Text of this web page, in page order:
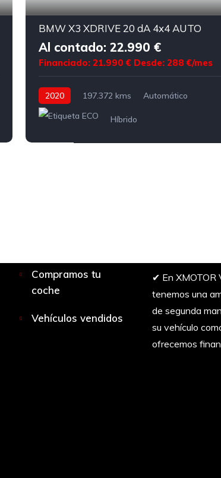
BMW X3 XDRIVE 20 dA 4x4 AUTO
Al contado: 22.990 €
Financiado: 21.990 € Desde: 288 €/mes
2020 197.372 kms Automático
Híbrido
Compramos tu
coche
Vehículos vendidos
✔︎ En XMOTOR
tenemos una
de segunda
su vehículo
ofrecemos